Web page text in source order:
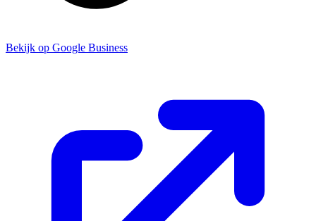
Bekijk op Google Business